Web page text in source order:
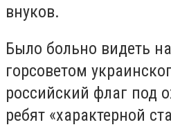
внуков.
Было больно видеть
горсоветом
российский флаг под
ребят «характерной